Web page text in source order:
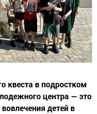
квеста в подростком
центра — это
детей в